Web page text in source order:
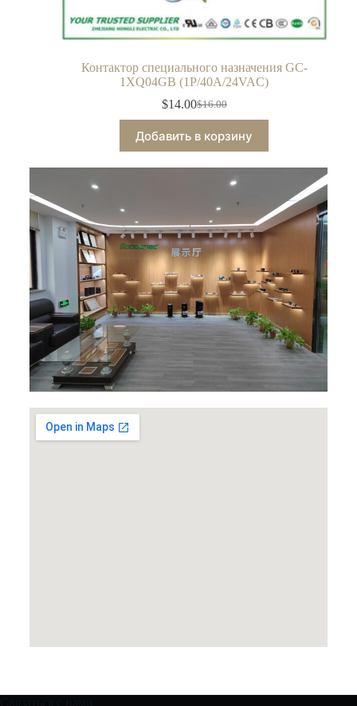
Контактор специального назначения GC-
1XQ04GB (1P/40A/24VAC)
$16.00
$14.00
Добавить в корзину